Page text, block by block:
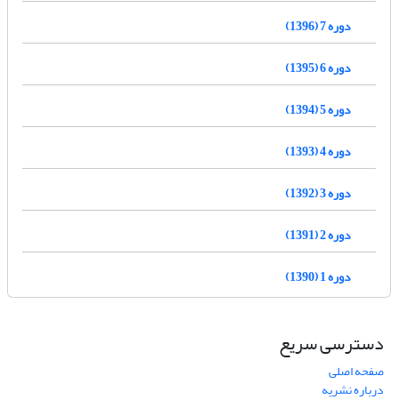
دوره 7 (1396)
دوره 6 (1395)
دوره 5 (1394)
دوره 4 (1393)
دوره 3 (1392)
دوره 2 (1391)
دوره 1 (1390)
دسترسی سریع
صفحه اصلی
درباره نشریه